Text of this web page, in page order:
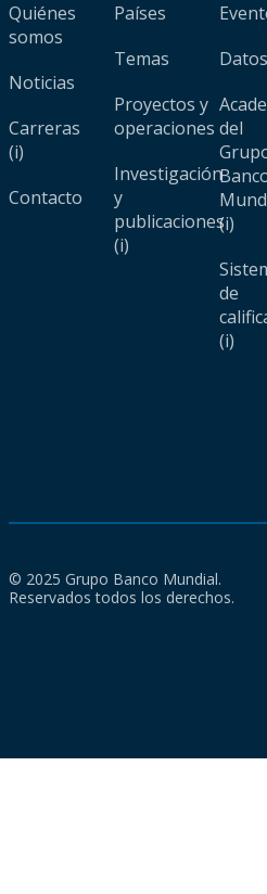
Quiénes
somos
Noticias
Carreras
(i)
Contacto
Países
Temas
Proyectos y
operaciones
Investigación
y
publicaciones
(i)
Datos
del
(i)
de
(i)
© 2025 Grupo Banco Mundial.
Reservados todos los derechos.